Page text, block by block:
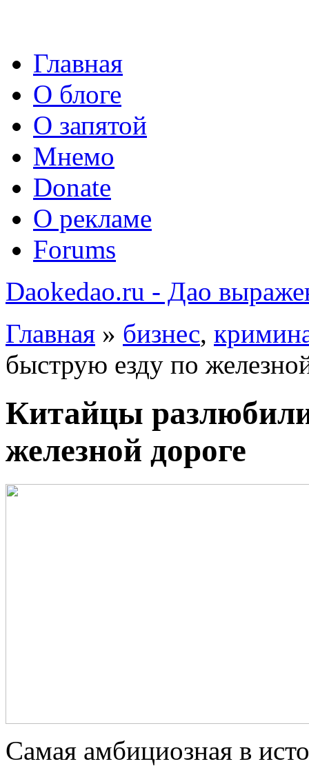
Главная
О блоге
О запятой
Мнемо
Donate
О рекламе
Forums
Daokedao.ru - Дао
Главная » бизнес,
быструю езду по
Китайцы
железной дороге
Самая амбициозная в